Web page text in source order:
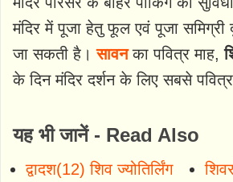
मंदिर में पूजा हेतु फूल एवं पूजा समिग्री
जा सकती है।सावनका पवित्र माह,
के दिन मंदिर दर्शन के लिए सबसे
यह भी जानें - Read Also
द्वादश(12) शिव ज्योतिर्लिंग